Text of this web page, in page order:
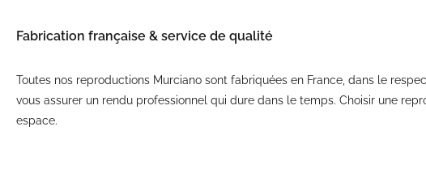
Fabrication française & service de qualité
Toutes nos reproductions Murciano sont fabriquées en France, dans le
vous assurer un rendu professionnel qui dure dans le temps. Choisir une
espace.